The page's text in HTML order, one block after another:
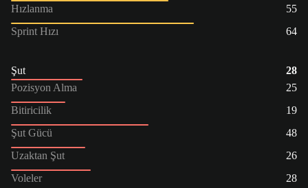
Hızlanma
55
Sprint Hızı
64
Şut
28
Pozisyon Alma
25
Bitiricilik
19
Şut Gücü
48
Uzaktan Şut
26
Voleler
28